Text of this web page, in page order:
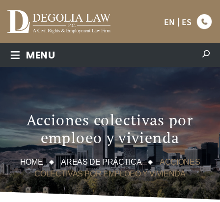
EN ES
≡ MENU
Acciones colectivas por
emploeo y vivienda
HOME AREAS DE PRÁCTICA
ACCIONES
COLECTIVAS POR EMPLOEO Y VIVIENDA